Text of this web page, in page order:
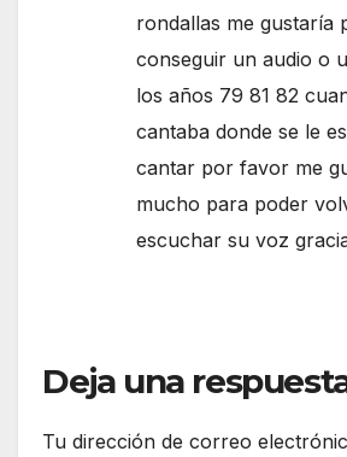
rondallas me gustaría
conseguir un audio o
los años 79 81 82
cantaba donde se le
cantar por favor me
mucho para poder
escuchar su voz
Deja una
Tu dirección de correo